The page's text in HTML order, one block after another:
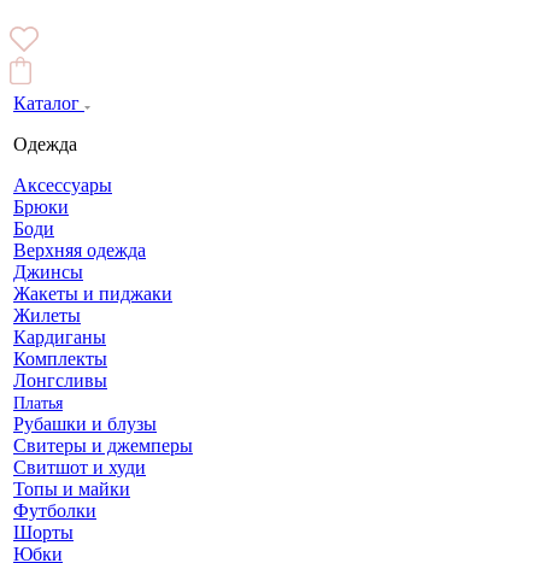
Каталог
Одежда
Аксессуары
Брюки
Боди
Верхняя одежда
Джинсы
Жакеты и пиджаки
Жилеты
Кардиганы
Комплекты
Лонгсливы
Платья
Рубашки и блузы
Свитеры и джемперы
Свитшот и худи
Топы и майки
Футболки
Шорты
Юбки